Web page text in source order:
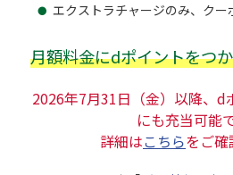
エクストラチャージのみ、クー
月額料金にdポイントをつ
2026年7月31日（金）以降、d
にも充当可能で
詳細はこちらをご